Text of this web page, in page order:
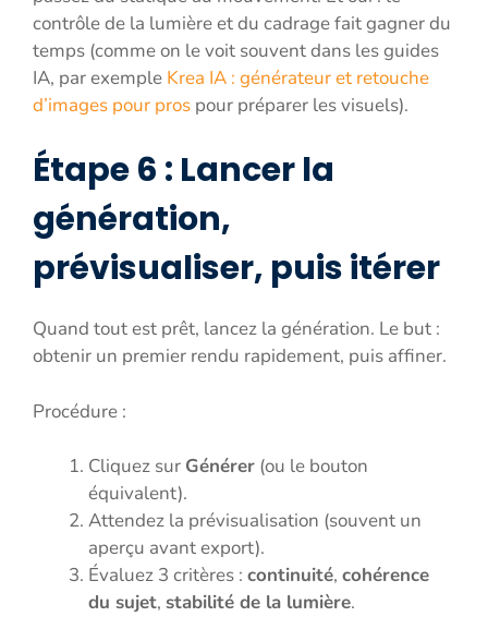
contrôle de la lumière et du cadrage fait gagner du
temps (comme on le voit souvent dans les guides
IA, par exemple Krea IA : générateur et retouche
d’images pour pros pour préparer les visuels).
Étape 6 : Lancer la
génération,
prévisualiser, puis itérer
Quand tout est prêt, lancez la génération. Le but :
obtenir un premier rendu rapidement, puis affiner.
Procédure :
Cliquez sur Générer (ou le bouton
équivalent).
Attendez la prévisualisation (souvent un
aperçu avant export).
Évaluez 3 critères : continuité, cohérence
du sujet, stabilité de la lumière.